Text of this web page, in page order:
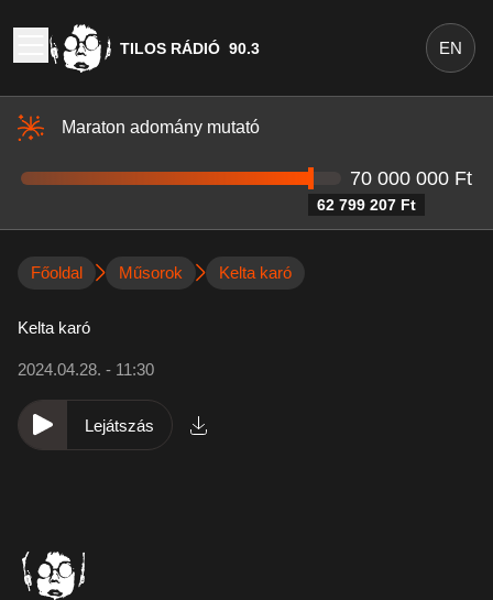
TILOS RÁDIÓ 90.3 EN
Maraton adomány mutató
62 799 207 Ft
70 000 000 Ft
Főoldal Műsorok Kelta karó
Kelta karó
2024.04.28. - 11:30
Lejátszás